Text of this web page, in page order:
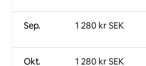
Sep.
Okt.
1 280 kr SEK
1 280 kr SEK